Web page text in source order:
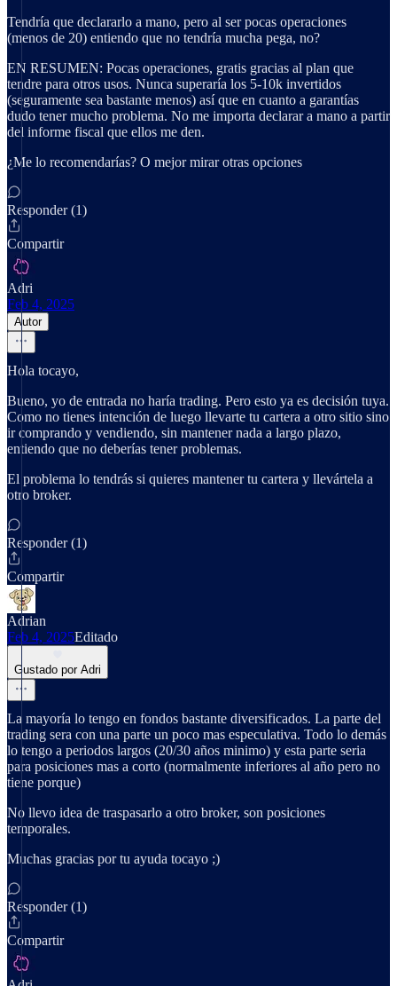
Tendría que declararlo a mano, pero al ser pocas operaciones
(menos de 20) entiendo que no tendría mucha pega, no?
EN RESUMEN: Pocas operaciones, gratis gracias al plan que
tendre para otros usos. Nunca superaría los 5-10k invertidos
(seguramente sea bastante menos) así que en cuanto a garantías
dudo tener mucho problema. No me importa declarar a mano a partir
del informe fiscal que ellos me den.
¿Me lo recomendarías? O mejor mirar otras opciones
Responder (1)
Compartir
Adri
Feb 4, 2025
Autor
Hola tocayo,
Bueno, yo de entrada no haría trading. Pero esto ya es decisión tuya.
Como no tienes intención de luego llevarte tu cartera a otro sitio sino
ir comprando y vendiendo, sin mantener nada a largo plazo,
entiendo que no deberías tener problemas.
El problema lo tendrás si quieres mantener tu cartera y llevártela a
otro broker.
Responder (1)
Compartir
Adrian
Feb 4, 2025Editado
Gustado por Adri
La mayoría lo tengo en fondos bastante diversificados. La parte del
trading sera con una parte un poco mas especulativa. Todo lo demás
lo tengo a periodos largos (20/30 años minimo) y esta parte seria
para posiciones mas a corto (normalmente inferiores al año pero no
tiene porque)
No llevo idea de traspasarlo a otro broker, son posiciones
temporales.
Muchas gracias por tu ayuda tocayo ;)
Responder (1)
Compartir